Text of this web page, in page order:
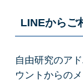
LINEからご
自由研究のア
ウントからの